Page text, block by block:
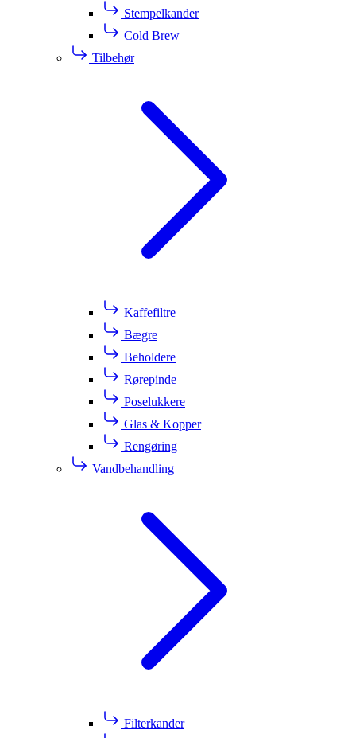
Stempelkander
Cold Brew
Tilbehør
Kaffefiltre
Bægre
Beholdere
Rørepinde
Poselukkere
Glas & Kopper
Rengøring
Vandbehandling
Filterkander